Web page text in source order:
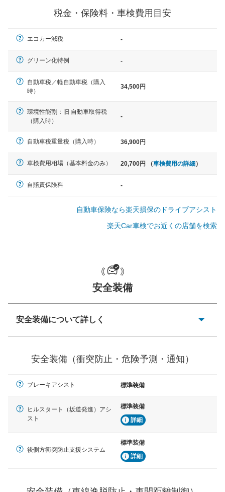
ノア、セレナ、プリウス、カロー
ラ、ステップワゴン など
クラウン、アルファード、フォレ
カD:5 など
一般的な荷物のサイズの目安
税金・保険料・車検費用目安
エコカー減税 -
グリーン化特例 -
自動車税／軽自動車税（購入
時）
34,500円
環境性能割：旧 自動車取得税
（購入時）
-
自動車税重量税（購入時） 36,900円
車検費用相場（基本料金のみ） 20,700円 （車検費用の詳細）
自賠責保険料 -
自動車保険なら楽天損保のドライブアシスト
楽天Car車検でお近くの店舗を検索
安全装備
安全装備について詳しく
ーキアシスト、ABSなどが装備されています。
見えにくい場所に潜む危険を予測・通知するためのシス
安全装備（衝突防止・危険予測・通知）
ブレーキアシスト 標準装備
ヒルスタート（坂道発進）アシ
スト
標準装備
詳細
後側方衝突防止支援システム
標準装備
詳細